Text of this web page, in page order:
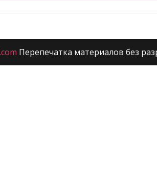
Перепечатка материалов без